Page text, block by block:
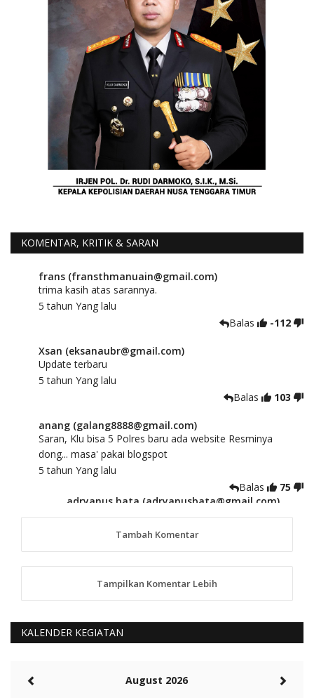
KOMENTAR, KRITIK & SARAN
frans (fransthmanuain@gmail.com)
trima kasih atas sarannya.
5 tahun Yang lalu
Balas
-112
Xsan (eksanaubr@gmail.com)
Update terbaru
5 tahun Yang lalu
Balas
103
anang (galang8888@gmail.com)
Saran, Klu bisa 5 Polres baru ada website Resminya
dong... masa' pakai blogspot
5 tahun Yang lalu
Balas
75
adryanus bata (adryanusbata@gmail.com)
TKS atas saran dan masukannya, akan kami
tindaklanjuti
anggy (anakkaos@gmail.com)
Kami perantu bisa baca langsung terkait Pilkada Sumba
5 tahun Yang lalu
Rambu (rambu03@gmail.com)
Berita Polres Sumba Barat Mantap
Tambah Komentar
Tampilkan Komentar Lebih
KALENDER KEGIATAN
August 2026